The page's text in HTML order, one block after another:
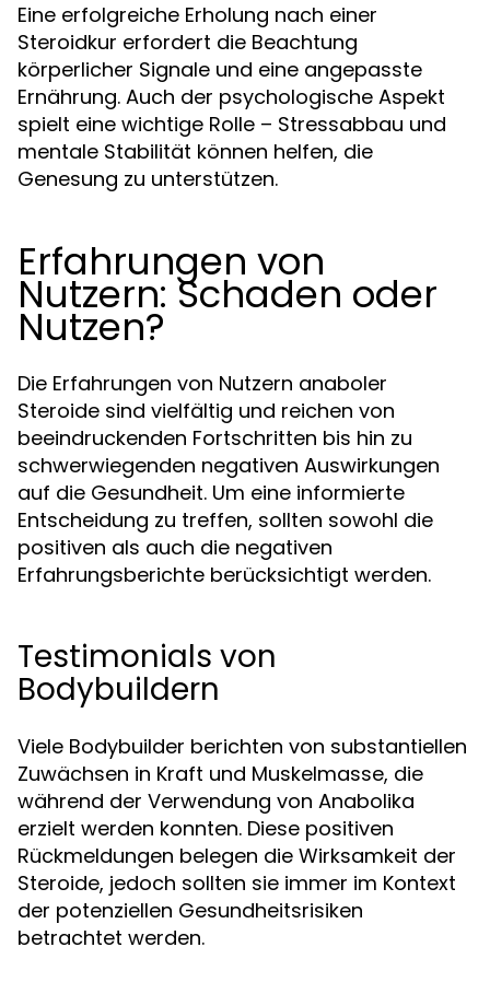
Eine erfolgreiche Erholung nach einer
Steroidkur erfordert die Beachtung
körperlicher Signale und eine angepasste
Ernährung. Auch der psychologische Aspekt
spielt eine wichtige Rolle – Stressabbau und
mentale Stabilität können helfen, die
Genesung zu unterstützen.
Erfahrungen von
Nutzern: Schaden oder
Nutzen?
Die Erfahrungen von Nutzern anaboler
Steroide sind vielfältig und reichen von
beeindruckenden Fortschritten bis hin zu
schwerwiegenden negativen Auswirkungen
auf die Gesundheit. Um eine informierte
Entscheidung zu treffen, sollten sowohl die
positiven als auch die negativen
Erfahrungsberichte berücksichtigt werden.
Testimonials von
Bodybuildern
Viele Bodybuilder berichten von substantiellen
Zuwächsen in Kraft und Muskelmasse, die
während der Verwendung von Anabolika
erzielt werden konnten. Diese positiven
Rückmeldungen belegen die Wirksamkeit der
Steroide, jedoch sollten sie immer im Kontext
der potenziellen Gesundheitsrisiken
betrachtet werden.